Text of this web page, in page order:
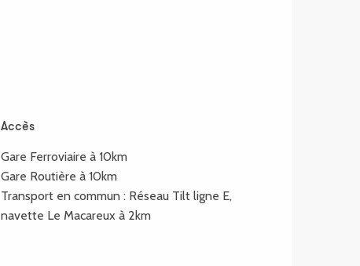
Accès
Accès
Gare Ferroviaire à 10km
Gare Routière à 10km
Transport en commun : Réseau Tilt ligne E,
navette Le Macareux à 2km